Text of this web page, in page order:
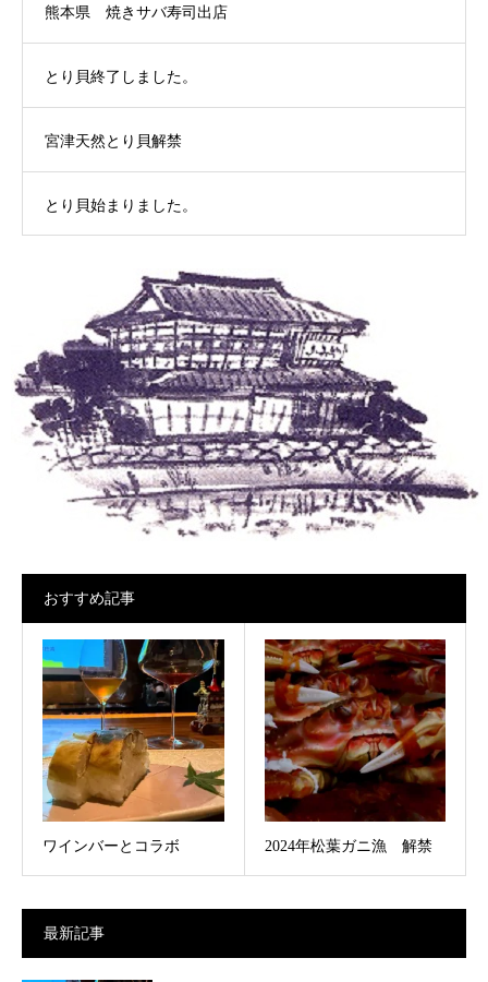
熊本県 焼きサバ寿司出店
とり貝終了しました。
宮津天然とり貝解禁
とり貝始まりました。
おすすめ記事
ワインバーとコラボ 2024年松葉ガニ漁 解禁
最新記事